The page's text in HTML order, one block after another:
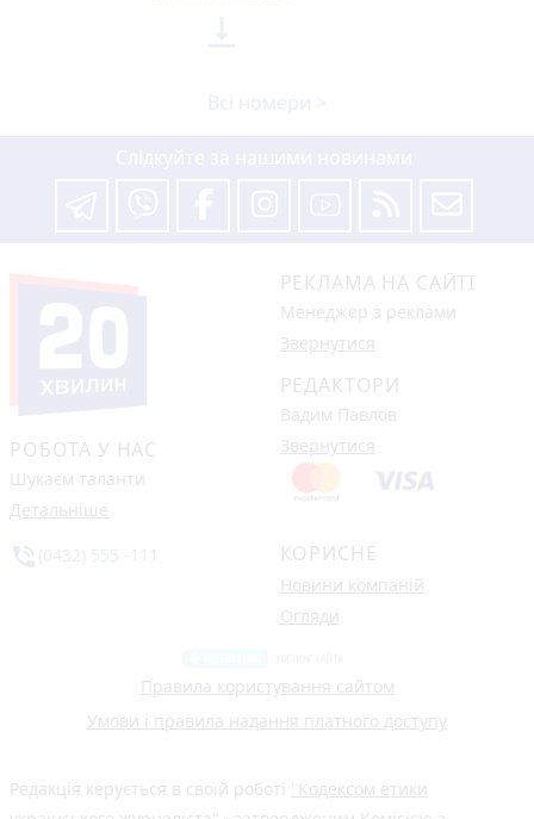
РОБОТА У НАС
Шукаєм таланти
Детальніше
РЕКЛАМА НА САЙТІ
Менеджер з реклами
Звернутися
РЕДАКТОРИ
Вадим Павлов
Звернутися
КОРИСНЕ
Новини компаній
Огляди
Правила користування сайтом
Умови і правила надання платного доступу
Редакція керується в своїй роботі "Кодексом етики